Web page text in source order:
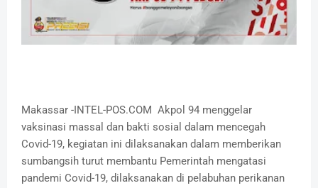
Makassar -INTEL-POS.COM Akpol 94 menggelar
vaksinasi massal dan bakti sosial dalam mencegah
Covid-19, kegiatan ini dilaksanakan dalam memberikan
sumbangsih turut membantu Pemerintah mengatasi
pandemi Covid-19, dilaksanakan di pelabuhan perikanan